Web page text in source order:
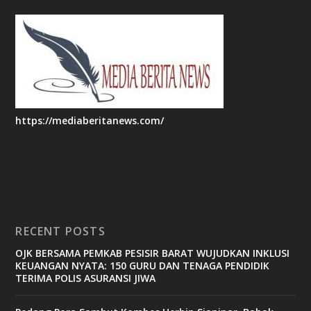
https://mediaberitanews.com/
RECENT POSTS
OJK BERSAMA PEMKAB PESISIR BARAT WUJUDKAN INKLUSI
KEUANGAN NYATA: 150 GURU DAN TENAGA PENDIDIK
TERIMA POLIS ASURANSI JIWA